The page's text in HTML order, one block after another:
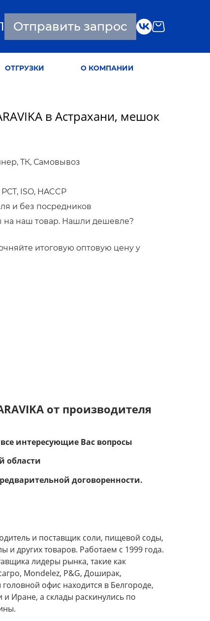
Отправить запрос
ОТГРУЗКИ О КОМПАНИИ
в Астрахани, мешок
ТК, Самовывоз
ISO, HACCP
и без посредников
на наш товар. Нашли дешевле?
итоговую оптовую цену у
от производителя
интересующие Вас вопросы
области
договоренности.
и поставщик соли, пищевой соды,
других товаров. Работаем с 1999 года.
лидеры рынка, такие как
Mondelez, P&G, Доширак,
офис находится в Белгороде,
и Иране, а склады раскинулись по